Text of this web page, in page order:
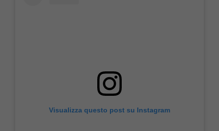
Visualizza questo post su Instagram